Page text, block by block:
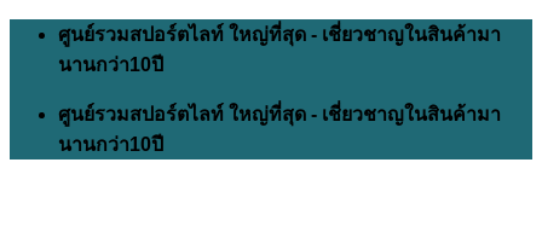
Skip
content
ศูนย์รวมสปอร์ตไลท์ ใหญ่ที่สุด - เชี่ยวชาญในสินค้ามา
นานกว่า10ปี
ศูนย์รวมสปอร์ตไลท์ ใหญ่ที่สุด - เชี่ยวชาญในสินค้ามา
นานกว่า10ปี